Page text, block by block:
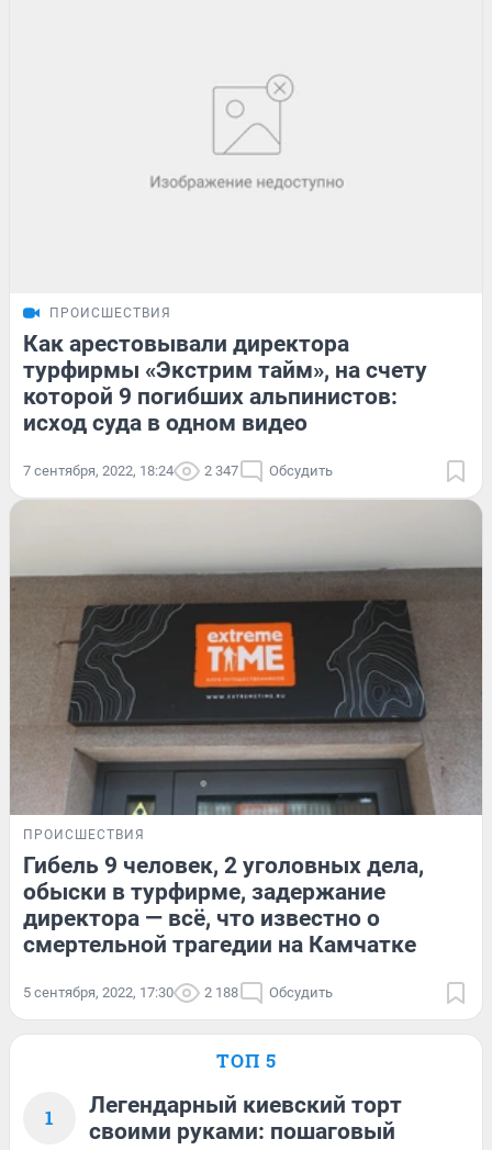
ПРОИСШЕСТВИЯ
Как арестовывали директора
турфирмы «Экстрим тайм», на счету
которой 9 погибших альпинистов:
исход суда в одном видео
7 сентября, 2022, 18:24 2 347 Обсудить
ПРОИСШЕСТВИЯ
Гибель 9 человек, 2 уголовных дела,
обыски в турфирме, задержание
директора — всё, что известно о
смертельной трагедии на Камчатке
5 сентября, 2022, 17:30 2 188 Обсудить
ТОП 5
1
Легендарный киевский торт
своими руками: пошаговый